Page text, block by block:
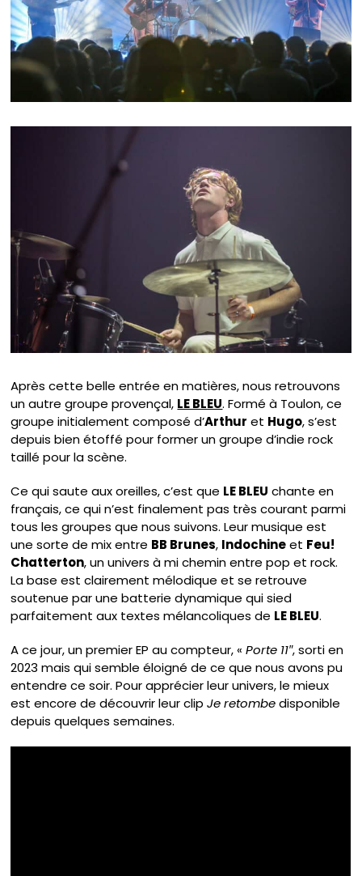
Après cette belle entrée en matières, nous retrouvons
un autre groupe provençal, LE BLEU. Formé à Toulon, ce
groupe initialement composé d’Arthur et Hugo, s’est
depuis bien étoffé pour former un groupe d’indie rock
taillé pour la scène.
Ce qui saute aux oreilles, c’est que LE BLEU chante en
français, ce qui n’est finalement pas très courant parmi
tous les groupes que nous suivons. Leur musique est
une sorte de mix entre BB Brunes, Indochineet Feu!
Chatterton, un univers à mi chemin entre pop et rock.
La base est clairement mélodique et se retrouve
soutenue par une batterie dynamique qui sied
parfaitement aux textes mélancoliques de LE BLEU.
A ce jour, un premier EP au compteur, «Porte 11″, sorti en
2023 mais qui semble éloigné de ce que nous avons pu
entendre ce soir. Pour apprécier leur univers, le mieux
est encore de découvrir leur clipJe retombedisponible
depuis quelques semaines.